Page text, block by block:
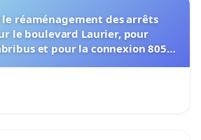
réaménagement des arrêts
le boulevard Laurier, pour
et pour la connexion 805-